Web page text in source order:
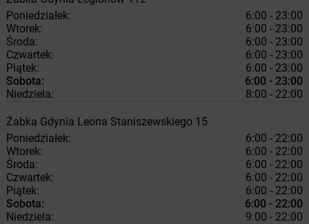
Poniedziałek:
6:00 - 23:00
Wtorek:
6:00 - 23:00
Środa:
6:00 - 23:00
Czwartek:
6:00 - 23:00
Piątek:
6:00 - 23:00
Sobota:
6:00 - 23:00
Niedziela:
8:00 - 22:00
Żabka Gdynia Leona Staniszewskiego 15
Poniedziałek:
6:00 - 22:00
Wtorek:
6:00 - 22:00
Środa:
6:00 - 22:00
Czwartek:
6:00 - 22:00
Piątek:
6:00 - 22:00
Sobota:
6:00 - 22:00
Niedziela:
9:00 - 22:00